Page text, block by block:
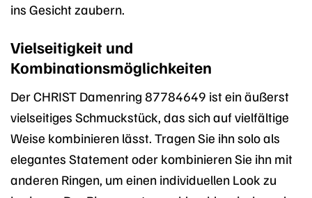
ins Gesicht zaubern.
Vielseitigkeit und
Kombinationsmöglichkeiten
Der CHRIST Damenring 87784649 ist ein äußerst
vielseitiges Schmuckstück, das sich auf vielfältige
Weise kombinieren lässt. Tragen Sie ihn solo als
elegantes Statement oder kombinieren Sie ihn mit
anderen Ringen, um einen individuellen Look zu